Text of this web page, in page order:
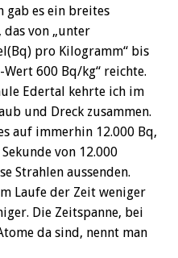
gab es ein breites
von „unter
pro Kilogramm“ bis
600 Bq/kg“ reichte.
Edertal kehrte ich im
und Dreck zusammen.
auf immerhin 12.000 Bq,
von 12.000
Strahlen aussenden.
Laufe der Zeit weniger
Die Zeitspanne, bei
da sind, nennt man